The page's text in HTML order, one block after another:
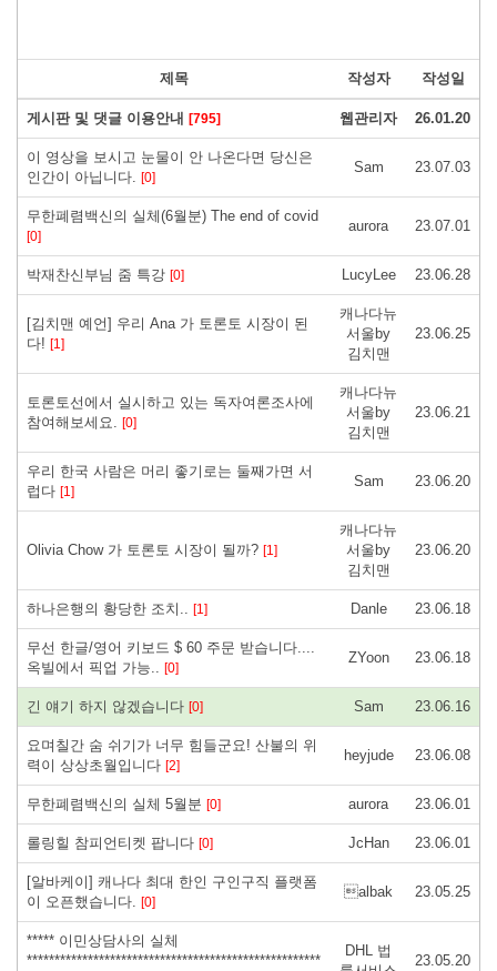
제목 작성자 작성일
게시판 및 댓글 이용안내 [795] 웹관리자 26.01.20
이 영상을 보시고 눈물이 안 나온다면 당신은
인간이 아닙니다. [0]
Sam 23.07.03
무한폐렴백신의 실체(6월분) The end of covid
[0]
aurora 23.07.01
박재찬신부님 줌 특강 [0] LucyLee 23.06.28
[김치맨 예언] 우리 Ana 가 토론토 시장이 된
다! [1]
캐나다뉴
서울by
김치맨
23.06.25
토론토선에서 실시하고 있는 독자여론조사에
참여해보세요. [0]
캐나다뉴
서울by
김치맨
23.06.21
우리 한국 사람은 머리 좋기로는 둘째가면 서
럽다 [1]
Sam 23.06.20
Olivia Chow 가 토론토 시장이 될까? [1]
캐나다뉴
서울by
김치맨
23.06.20
하나은행의 황당한 조치.. [1] Danle 23.06.18
무선 한글/영어 키보드 $ 60 주문 받습니다....
옥빌에서 픽업 가능.. [0]
ZYoon 23.06.18
긴 얘기 하지 않겠습니다 [0] Sam 23.06.16
요며칠간 숨 쉬기가 너무 힘들군요! 산불의 위
력이 상상초월입니다 [2]
heyjude 23.06.08
무한폐렴백신의 실체 5월분 [0] aurora 23.06.01
롤링힐 참피언티켓 팝니다 [0] JcHan 23.06.01
[알바케이] 캐나다 최대 한인 구인구직 플랫폼
이 오픈했습니다. [0]
albak 23.05.25
***** 이민상담사의 실체
*****************************************************
DHL 법
23.05.20